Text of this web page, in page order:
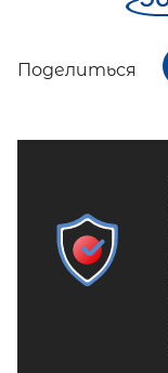
Поделиться